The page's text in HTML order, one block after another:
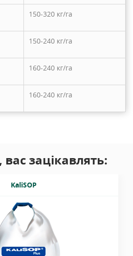
150-320 кг/га
150-240 кг/га
160-240 кг/га
160-240 кг/га
зацікавлять:
KaliSOP